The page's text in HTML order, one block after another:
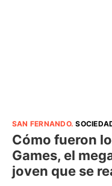
SAN FERNANDO.
Cómo fueron
Games, el
joven que se